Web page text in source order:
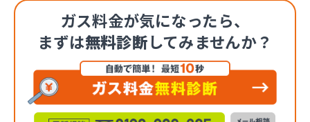
ガス料金が気になったら、
まずは無料診断してみませんか？